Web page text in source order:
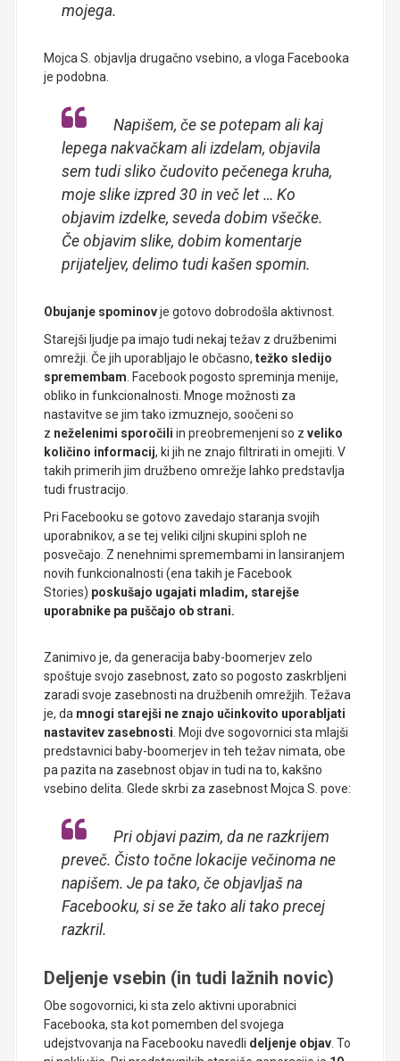
mojega.
Mojca S. objavlja drugačno vsebino, a vloga Facebooka
je podobna.
Napišem, če se potepam ali kaj
lepega nakvačkam ali izdelam, objavila
sem tudi sliko čudovito pečenega kruha,
moje slike izpred 30 in več let … Ko
objavim izdelke, seveda dobim všečke.
Če objavim slike, dobim komentarje
prijateljev, delimo tudi kašen spomin.
Obujanje spominovje gotovo dobrodošla aktivnost.
Starejši ljudje pa imajo tudi nekaj težav z družbenimi
omrežji. Če jih uporabljajo le občasno, težko sledijo
spremembam . Facebook pogosto spreminja menije,
obliko in funkcionalnosti. Mnoge možnosti za
nastavitve se jim tako izmuznejo, soočeni so
z neželenimi sporočili in preobremenjeni so z veliko
količino informacij, ki jih ne znajo filtrirati in omejiti. V
takih primerih jim družbeno omrežje lahko predstavlja
tudi frustracijo.
Pri Facebooku se gotovo zavedajo staranja svojih
uporabnikov, a se tej veliki ciljni skupini sploh ne
posvečajo. Z nenehnimi spremembami in lansiranjem
novih funkcionalnosti (ena takih je Facebook
Stories) poskušajo ugajati mladim, starejše
uporabnike pa puščajo ob strani.
Zanimivo je, da generacija baby-boomerjev zelo
spoštuje svojo zasebnost, zato so pogosto zaskrbljeni
zaradi svoje zasebnosti na družbenih omrežjih. Težava
je, da mnogi starejši ne znajo učinkovito uporabljati
nastavitev zasebnosti . Moji dve sogovornici sta mlajši
predstavnici baby-boomerjev in teh težav nimata, obe
pa pazita na zasebnost objav in tudi na to, kakšno
vsebino delita. Glede skrbi za zasebnost Mojca S. pove:
Pri objavi pazim, da ne razkrijem
preveč. Čisto točne lokacije večinoma ne
napišem. Je pa tako, če objavljaš na
Facebooku, si se že tako ali tako precej
razkril.
Deljenje vsebin (in tudi lažnih novic)
Obe sogovornici, ki sta zelo aktivni uporabnici
Facebooka, sta kot pomemben del svojega
udejstvovanja na Facebooku navedli deljenje objav . To